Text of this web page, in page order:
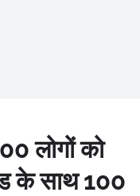
लोगों को
के साथ 100